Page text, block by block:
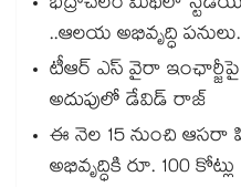
..ఆలయ అభివృద్ధి
టీఆర్ ఎస్ వైరా
అదుపులో డేవిడ్ రాజ్
ఈ నెల 15 నుంచి ఆసరా
అభివృద్ధికి రూ. 100 కోట్లు